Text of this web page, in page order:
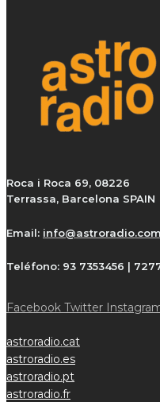
Roca i Roca 69, 08226
Terrassa, Barcelona SPAIN
Email: info@astroradio.com
Teléfono: 93 7353456 |
Facebook Twitter
astroradio.cat
astroradio.es
astroradio.pt
astroradio.fr